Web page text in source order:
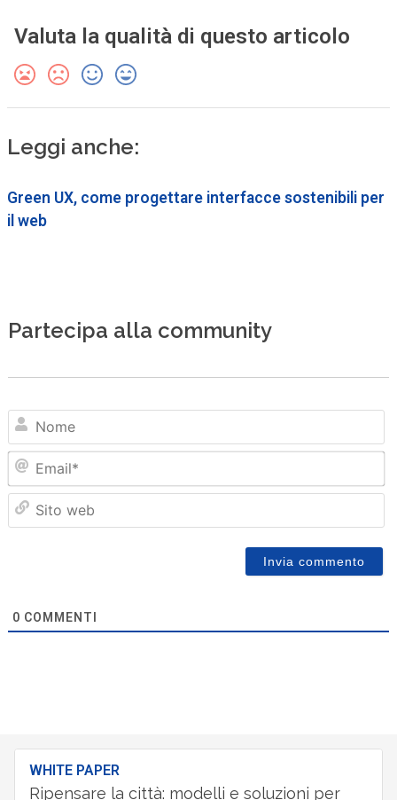
Valuta la qualità di questo articolo
Leggi anche:
Green UX, come progettare interfacce sostenibili per
il web
Partecipa alla community
0 COMMENTI
WHITE PAPER
Ripensare la città: modelli e soluzioni per